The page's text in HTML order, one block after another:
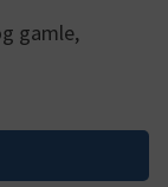
gamle,